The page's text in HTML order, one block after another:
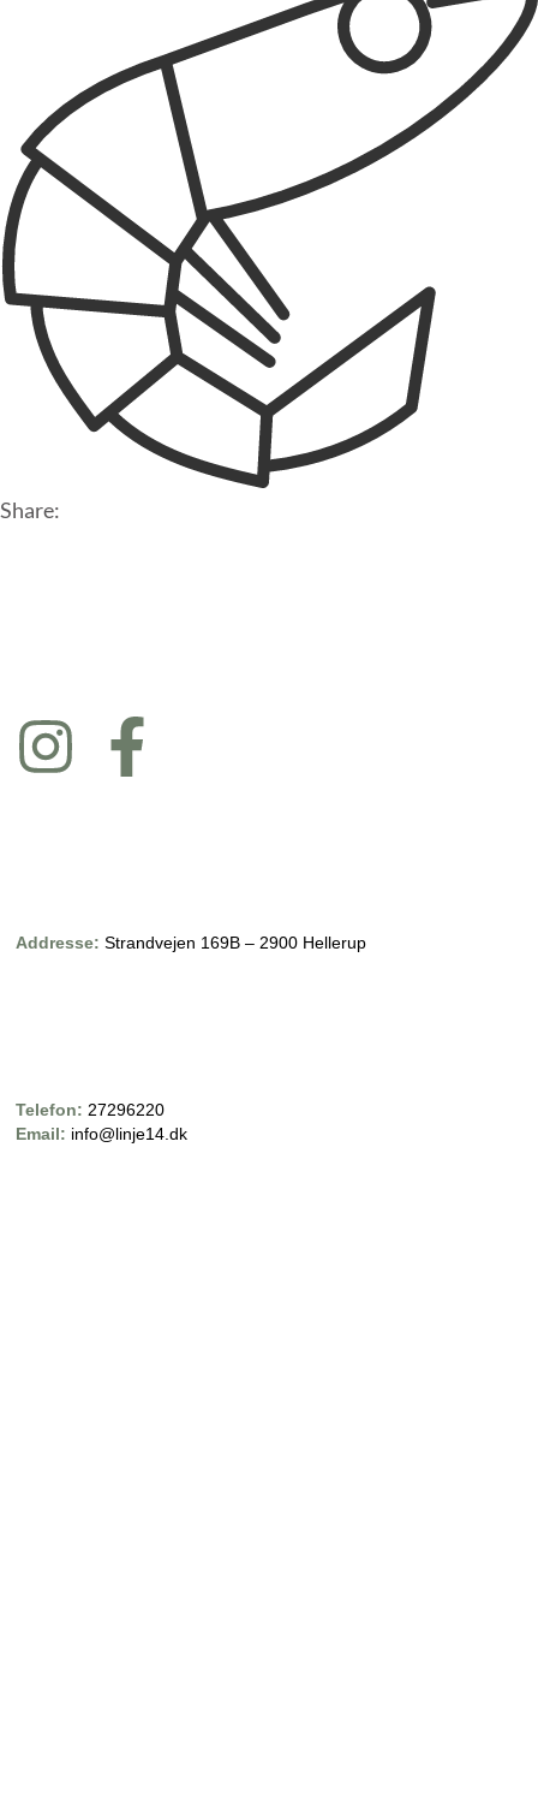
Share:
Telefon: 27296220
Email: info@linje14.dk
Addresse: Strandvejen 169B – 2900 Hellerup